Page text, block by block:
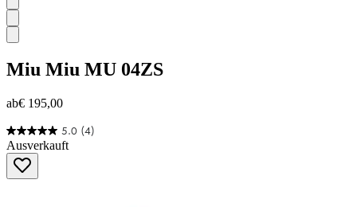
Miu Miu MU 04ZS
ab€ 195,00
5.0 (4)
5.0
von
Sternen.
Ausverkauft